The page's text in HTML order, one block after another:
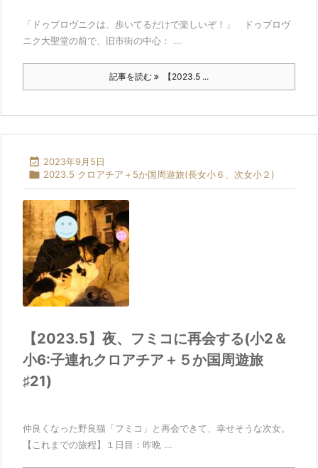
「ドゥブロヴニクは、歩いてるだけで楽しいぞ！」 ドゥブロヴ
ニク大聖堂の前で、旧市街の中心： ...
記事を読む 【2023.5 ...
 2023年9月5日
 2023.5 クロアチア＋5か国周遊旅(長女小６、次女小２)
【2023.5】夜、フミコに再会する(小2＆
小6:子連れクロアチア＋５か国周遊旅
♯21)
仲良くなった野良猫「フミコ」と再会できて、幸せそうな次女。
【これまでの旅程】１日目：昨晩 ...